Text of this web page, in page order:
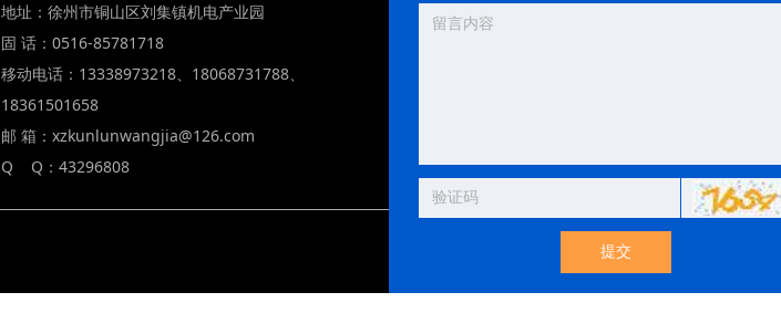
提交
地址：徐州市铜山区刘集镇机电产业园
固 话：0516-85781718
移动电话：13338973218、18068731788、
18361501658
邮 箱：xzkunlunwangjia@126.com
Q Q：43296808